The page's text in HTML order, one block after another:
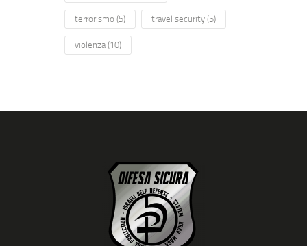
terrorismo (5) travel security(5)
violenza(10)